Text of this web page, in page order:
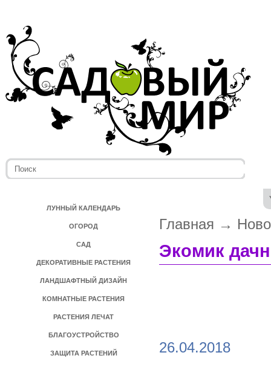
ЛУННЫЙ КАЛЕНДАРЬ
ОГОРОД
САД
ДЕКОРАТИВНЫЕ РАСТЕНИЯ
ЛАНДШАФТНЫЙ ДИЗАЙН
КОМНАТНЫЕ РАСТЕНИЯ
РАСТЕНИЯ ЛЕЧАТ
БЛАГОУСТРОЙСТВО
ЗАЩИТА РАСТЕНИЙ
Главная →
Экомик
26.04.2018